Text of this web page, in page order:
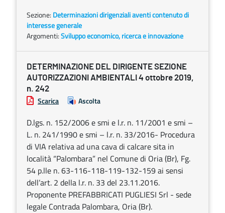
Sezione: Determinazioni dirigenziali aventi contenuto di
interesse generale
Argomenti:Sviluppo economico, ricerca e innovazione
DETERMINAZIONE DEL DIRIGENTE SEZIONE
AUTORIZZAZIONI AMBIENTALI 4 ottobre 2019,
n. 242
Scarica Ascolta
D.lgs. n. 152/2006 e smi e l.r. n. 11/2001 e smi –
L. n. 241/1990 e smi – l.r. n. 33/2016- Procedura
di VIA relativa ad una cava di calcare sita in
località “Palombara” nel Comune di Oria (Br), Fg.
54 p.lle n. 63-116-118-119-132-159 ai sensi
dell’art. 2 della l.r. n. 33 del 23.11.2016.
Proponente PREFABBRICATI PUGLIESI Srl - sede
legale Contrada Palombara, Oria (Br).